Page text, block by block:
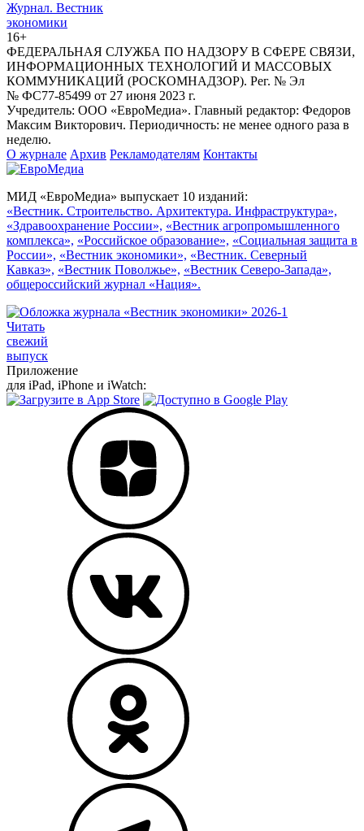
Журнал. Вестник
экономики
16+
ФЕДЕРАЛЬНАЯ СЛУЖБА ПО НАДЗОРУ В СФЕРЕ СВЯЗИ,
ИНФОРМАЦИОННЫХ ТЕХНОЛОГИЙ И МАССОВЫХ
КОММУНИКАЦИЙ (РОСКОМНАДЗОР). Рег. № Эл
№ ФС77-85499 от 27 июня 2023 г.
Учредитель: ООО «ЕвроМедиа». Главный редактор: Федоров
Максим Викторович. Периодичность: не менее одного раза в
неделю.
О журнале Архив Рекламодателям Контакты
МИД «ЕвроМедиа» выпускает 10 изданий:
«Вестник. Строительство. Архитектура. Инфраструктура»,
«Здравоохранение России», «Вестник агропромышленного
комплекса», «Российское образование», «Социальная защита в
России», «Вестник экономики», «Вестник. Северный
Кавказ», «Вестник Поволжье», «Вестник Северо-Запада»,
общероссийский журнал «Нация».
Читать
свежий
выпуск
Приложение
для iPad, iPhone и iWatch: